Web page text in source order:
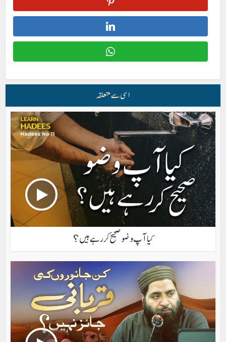
اسی سے متعلقہ
کیا آپ وضو صحیح کر رہے ہیں؟